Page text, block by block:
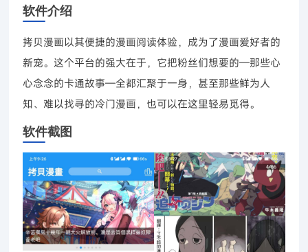
软件介绍
拷贝漫画以其便捷的漫画阅读体验，成为了漫画爱好者的
新宠。这个平台的强大在于，它把粉丝们想要的—那些心
心念念的卡通故事—全都汇聚于一身，甚至那些鲜为人
知、难以找寻的冷门漫画，也可以在这里轻易觅得。
软件截图